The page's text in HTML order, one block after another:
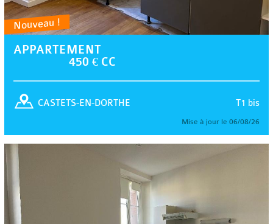
Nouveau !
APPARTEMENT
450 € CC
T1 bis
CASTETS-EN-DORTHE
Mise à jour le 06/08/26